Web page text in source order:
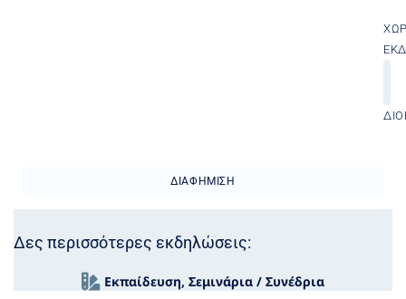
ΔΙΑΦΉΜΙΣΗ
Δες περισσότερες εκδηλώσεις:
Εκπαίδευση, Σεμινάρια / Συνέδρια